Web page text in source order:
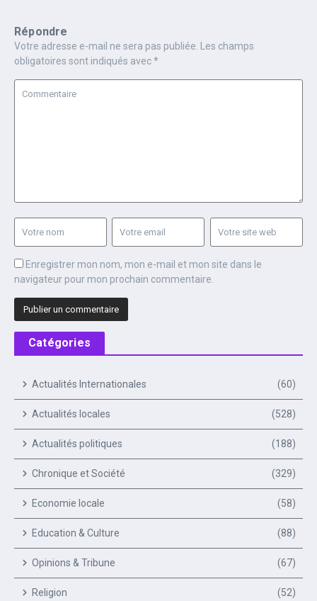
Répondre
Votre adresse e-mail ne sera pas publiée.
Les champs
obligatoires sont indiqués avec*
Enregistrer mon nom, mon e-mail et mon site dans le
navigateur pour mon prochain commentaire.
Catégories
Actualités Internationales (60)
Actualités locales (528)
Actualités politiques (188)
Chronique et Société (329)
Economie locale (58)
Education & Culture (88)
Opinions & Tribune (67)
Religion (52)